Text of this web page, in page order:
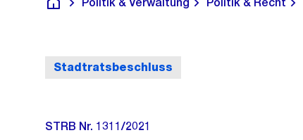
Deutsch
Stadtratsbeschluss
STRB Nr. 1311/2021